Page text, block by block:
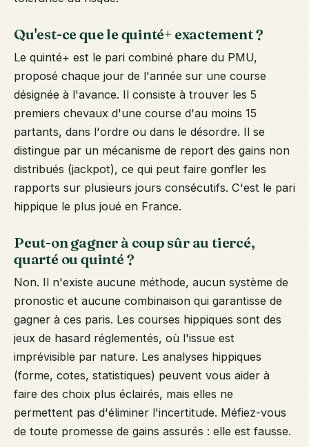
Qu'est-ce que le quinté+ exactement ?
Le quinté+ est le pari combiné phare du PMU,
proposé chaque jour de l'année sur une course
désignée à l'avance. Il consiste à trouver les 5
premiers chevaux d'une course d'au moins 15
partants, dans l'ordre ou dans le désordre. Il se
distingue par un mécanisme de report des gains non
distribués (jackpot), ce qui peut faire gonfler les
rapports sur plusieurs jours consécutifs. C'est le pari
hippique le plus joué en France.
Peut-on gagner à coup sûr au tiercé,
quarté ou quinté ?
Non. Il n'existe aucune méthode, aucun système de
pronostic et aucune combinaison qui garantisse de
gagner à ces paris. Les courses hippiques sont des
jeux de hasard réglementés, où l'issue est
imprévisible par nature. Les analyses hippiques
(forme, cotes, statistiques) peuvent vous aider à
faire des choix plus éclairés, mais elles ne
permettent pas d'éliminer l'incertitude. Méfiez-vous
de toute promesse de gains assurés : elle est fausse.